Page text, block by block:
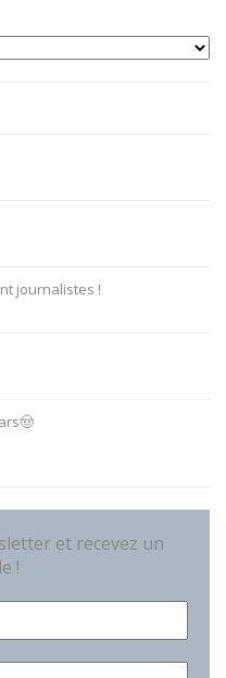
journalistes !
et recevez un
!